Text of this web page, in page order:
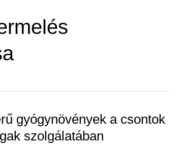
gyógynövények a csontok
szolgálatában